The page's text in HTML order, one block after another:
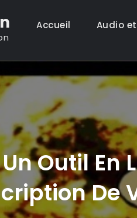
Accueil Audio
Outil En
De